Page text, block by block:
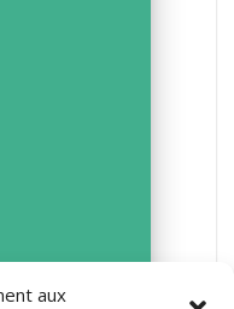
aux